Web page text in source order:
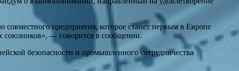
предприятия, которое станет первым в Европе
союзников», — говорится в сообщении.
безопасности и промышленного сотрудничества